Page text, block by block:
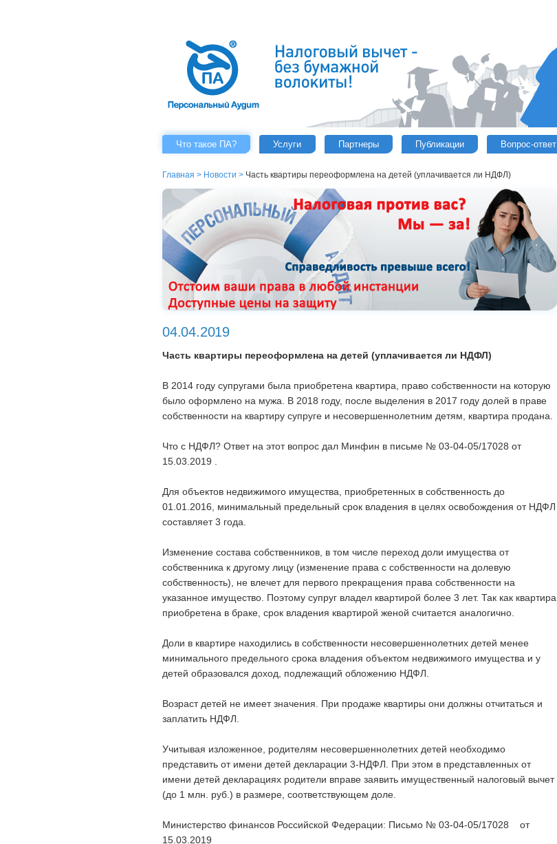
Что такое ПА? Услуги Партнеры Публикации Вопрос-ответ
Главная > Новости > Часть квартиры переоформлена на детей (уплачивается ли НДФЛ)
04.04.2019
Часть квартиры переоформлена на детей (уплачивается ли НДФЛ)
В 2014 году супругами была приобретена квартира, право собственности на которую
было оформлено на мужа. В 2018 году, после выделения в 2017 году долей в праве
собственности на квартиру супруге и несовершеннолетним детям, квартира продана.
Что с НДФЛ? Ответ на этот вопрос дал Минфин в письме № 03-04-05/17028 от
15.03.2019 .
Для объектов недвижимого имущества, приобретенных в собственность до
01.01.2016, минимальный предельный срок владения в целях освобождения от НДФЛ
составляет 3 года.
Изменение состава собственников, в том числе переход доли имущества от
собственника к другому лицу (изменение права с собственности на долевую
собственность), не влечет для первого прекращения права собственности на
указанное имущество. Поэтому супруг владел квартирой более 3 лет. Так как квартира
приобретена в браке, срок владения квартирой женой считается аналогично.
Доли в квартире находились в собственности несовершеннолетних детей менее
минимального предельного срока владения объектом недвижимого имущества и у
детей образовался доход, подлежащий обложению НДФЛ.
Возраст детей не имеет значения. При продаже квартиры они должны отчитаться и
заплатить НДФЛ.
Учитывая изложенное, родителям несовершеннолетних детей необходимо
представить от имени детей декларации 3-НДФЛ. При этом в представленных от
имени детей декларациях родители вправе заявить имущественный налоговый вычет
(до 1 млн. руб.) в размере, соответствующем доле.
Министерство финансов Российской Федерации: Письмо № 03-04-05/17028 от
15.03.2019